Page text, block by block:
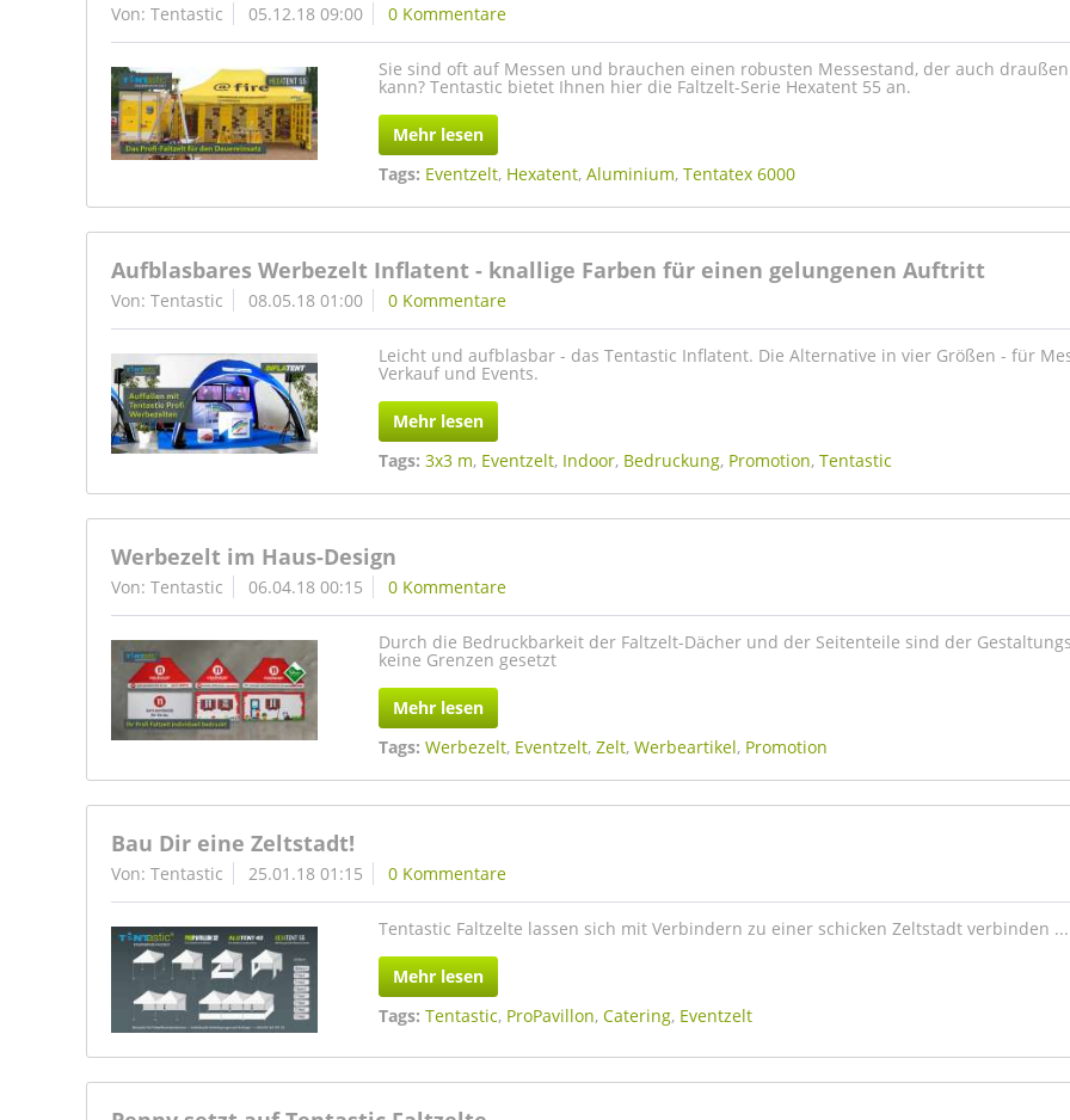
Von: Tentastic 05.12.18 09:00 0 Kommentare
Sie sind oft auf Messen und brauchen einen robusten Messestand, der auch
kann? Tentastic bietet Ihnen hier die Faltzelt-Serie Hexatent 55 an.
Mehr lesen
Tags: Eventzelt, Hexatent,Aluminium,Tentatex 6000
Aufblasbares Werbezelt Inflatent - knallige Farben für einen gelungenen Auftritt
Von: Tentastic 08.05.18 01:00 0 Kommentare
Leicht und aufblasbar - das Tentastic Inflatent. Die Alternative in vier Größen - für
Verkauf und Events.
Mehr lesen
Tags: 3x3 m, Eventzelt, Indoor, Bedruckung, Promotion,Tentastic
Werbezelt im Haus-Design
Von: Tentastic 06.04.18 00:15 0 Kommentare
Durch die Bedruckbarkeit der Faltzelt-Dächer und der Seitenteile sind der
keine Grenzen gesetzt
Mehr lesen
Tags: Werbezelt, Eventzelt,Zelt,Werbeartikel, Promotion
Bau Dir eine Zeltstadt!
Von: Tentastic 25.01.18 01:15 0 Kommentare
Tentastic Faltzelte lassen sich mit Verbindern zu einer schicken Zeltstadt verbinden ...
Mehr lesen
Tags: Tentastic, ProPavillon,Catering, Eventzelt